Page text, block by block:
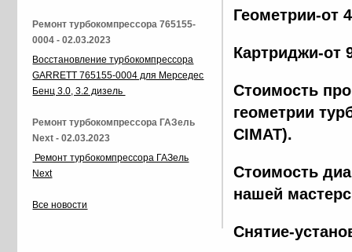
Геометрии-от
Картриджи-от
Стоимость
геометрии
CIMAT).
Стоимость
нашей
Снятие-
Ремонт турбокомпрессора 765155-
0004 - 02.03.2023
Восстановление турбокомпрессора
GARRETT 765155-0004 для Мерседес
Бенц 3.0, 3.2 дизель
Ремонт турбокомпрессора ГАЗель
Next - 02.03.2023
Ремонт турбокомпрессора ГАЗель
Next
Все новости